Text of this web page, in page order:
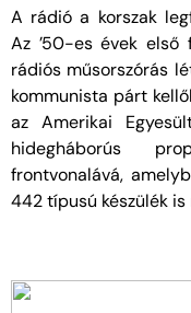
A rádió a korszak
Az ’50-es évek első
rádiós műsorszórás
kommunista párt
az Amerikai
hidegháborús
frontvonalává,
442 típusú készülék